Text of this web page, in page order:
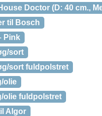
Doctor (D: 40 cm.,
til Bosch
Pink
sort
sort fuldpolstret
olie
olie fuldpolstret
Algor